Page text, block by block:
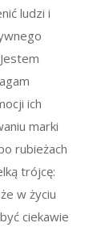
ludzi i
ich
marki
rubieżach
trójcę:
w życiu
ciekawie